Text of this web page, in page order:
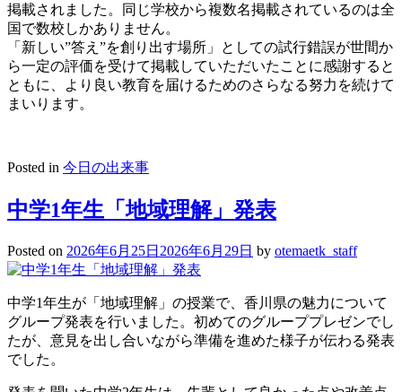
掲載されました。同じ学校から複数名掲載されているのは全
国で数校しかありません。
「新しい”答え”を創り出す場所」としての試行錯誤が世間か
ら一定の評価を受けて掲載していただいたことに感謝すると
ともに、より良い教育を届けるためのさらなる努力を続けて
まいります。
Posted in 今日の出来事
中学1年生「地域理解」発表
Posted on 2026年6月25日 2026年6月29日 by otemaetk_staff
中学1年生が「地域理解」の授業で、香川県の魅力について
グループ発表を行いました。初めてのグループプレゼンでし
たが、意見を出し合いながら準備を進めた様子が伝わる発表
でした。